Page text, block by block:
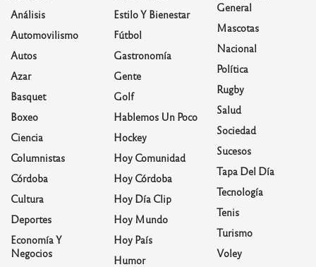
Análisis
Automovilismo
Autos
Azar
Basquet
Boxeo
Ciencia
Columnistas
Córdoba
Cultura
Deportes
Economía Y
Negocios
Estilo Y Bienestar
Fútbol
Gastronomía
Gente
Golf
Hablemos Un Poco
Hockey
Hoy Comunidad
Hoy Córdoba
Hoy Día Clip
Hoy Mundo
Hoy País
Humor
General
Mascotas
Nacional
Política
Rugby
Salud
Sociedad
Sucesos
Tapa Del Día
Tecnología
Tenis
Turismo
Voley